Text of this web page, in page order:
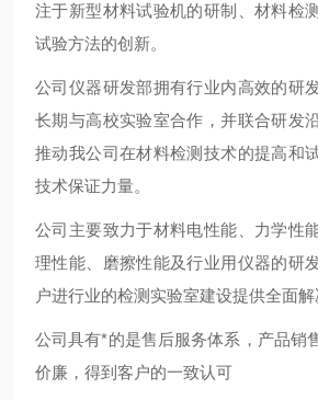
注于新型材料试验机的研制、材料检
试验方法的创新。
公司仪器研发部拥有行业内高效的研
长期与高校实验室合作，并联合研发
推动我公司在材料检测技术的提高和
技术保证力量。
公司主要致力于材料电性能、力学性
理性能、磨擦性能及行业用仪器的研
户进行业的检测实验室建设提供全面
公司具有*的是售后服务体系，产品销
价廉，得到客户的一致认可